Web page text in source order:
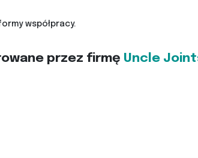
współpracy.
przez firmę Uncle